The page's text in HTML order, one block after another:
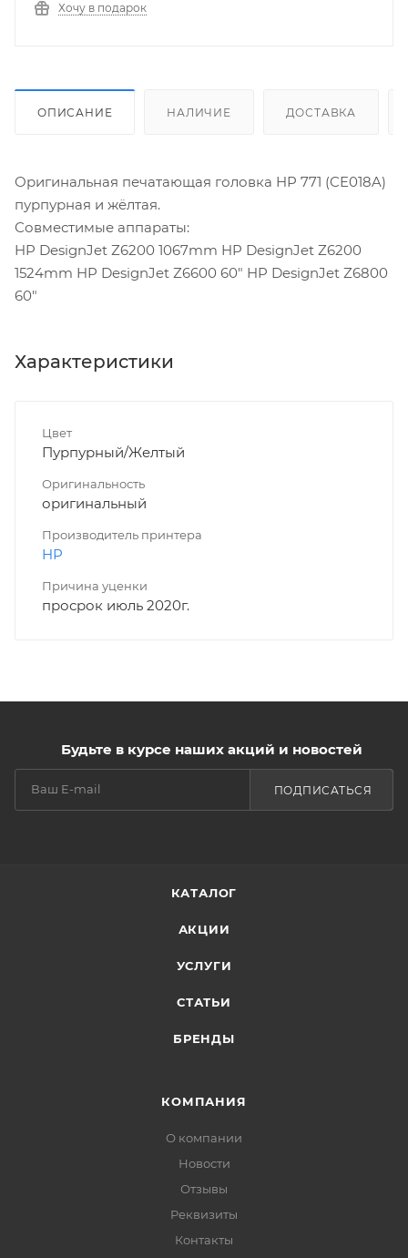
Хочу в подарок
ОПИСАНИЕ НАЛИЧИЕ ДОСТАВКА
Оригинальная печатающая головка HP 771 (CE018A)
пурпурная и жёлтая.
Совместимые аппараты:
HP DesignJet Z6200 1067mm HP DesignJet Z6200
1524mm HP DesignJet Z6600 60" HP DesignJet Z6800
60"
Характеристики
Цвет
Пурпурный/Желтый
Оригинальность
оригинальный
Производитель принтера
HP
Причина уценки
просрок июль 2020г.
Будьте в курсе наших акций и новостей
ПОДПИСАТЬСЯ
КАТАЛОГ
АКЦИИ
УСЛУГИ
СТАТЬИ
БРЕНДЫ
КОМПАНИЯ
О компании
Новости
Отзывы
Реквизиты
Контакты